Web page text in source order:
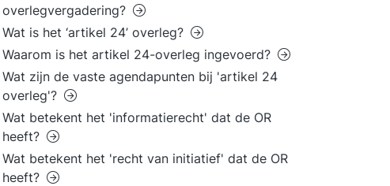
overlegvergadering?
Wat is het ‘artikel 24’ overleg?
Waarom is het artikel 24-overleg ingevoerd?
Wat zijn de vaste agendapunten bij 'artikel 24
overleg'?
Wat betekent het 'informatierecht' dat de OR
heeft?
Wat betekent het 'recht van initiatief' dat de OR
heeft?